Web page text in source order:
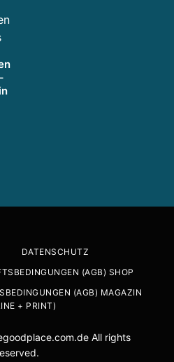
DATENSCHUTZ
(AGB) SHOP
(AGB) MAGAZIN
+ PRINT)
All rights